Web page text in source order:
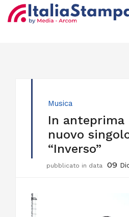
Musica
In anteprima
nuovo
“Inverso”
pubblicato in data 09